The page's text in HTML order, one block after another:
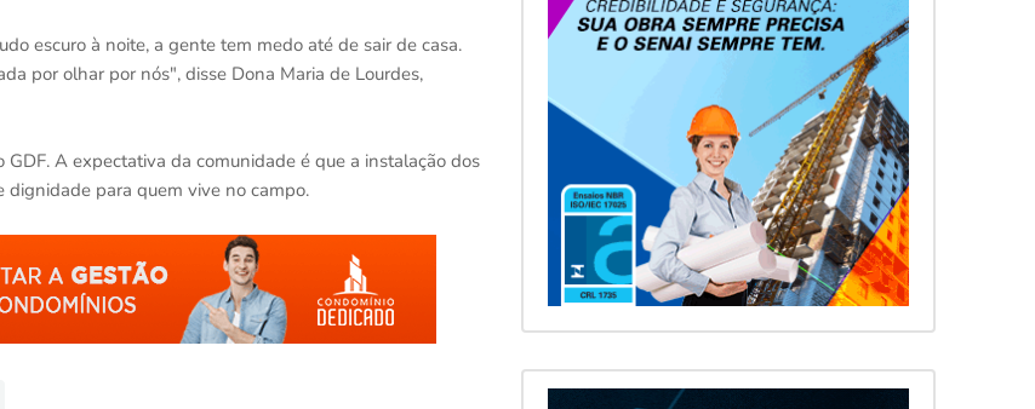
escuro à noite, a gente tem medo até de sair de casa.
por olhar por nós", disse Dona Maria de Lourdes,
A expectativa da comunidade é que a instalação dos
dignidade para quem vive no campo.